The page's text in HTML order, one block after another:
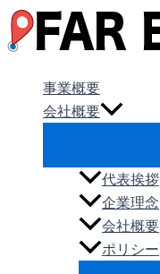
内
容
事業概要
会社概要
代表挨拶
企業理念
会社概要
ポリシー